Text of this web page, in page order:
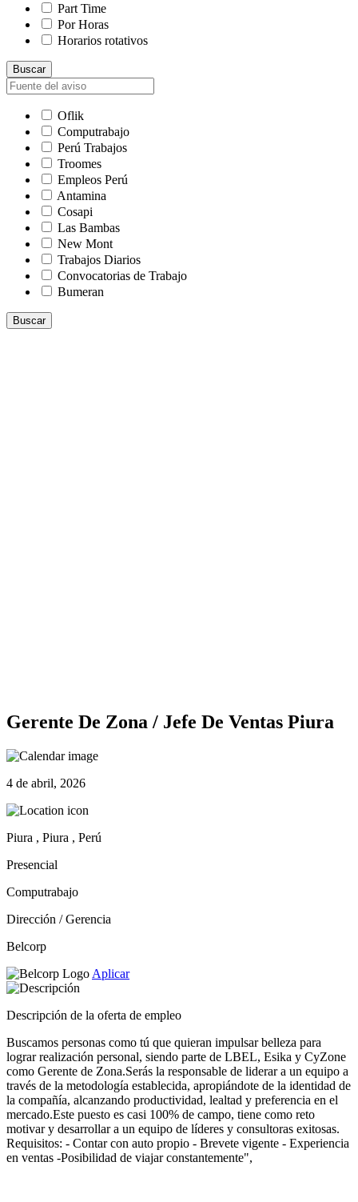
Part Time
Por Horas
Horarios rotativos
Buscar
Oflik
Computrabajo
Perú Trabajos
Troomes
Empleos Perú
Antamina
Cosapi
Las Bambas
New Mont
Trabajos Diarios
Convocatorias de Trabajo
Bumeran
Buscar
Gerente De Zona / Jefe De Ventas Piura
4 de abril, 2026
Piura , Piura , Perú
Presencial
Computrabajo
Dirección / Gerencia
Belcorp
Aplicar
Descripción de la oferta de empleo
Buscamos personas como tú que quieran impulsar belleza para
lograr realización personal, siendo parte de LBEL, Esika y CyZone
como Gerente de Zona.Serás la responsable de liderar a un equipo a
través de la metodología establecida, apropiándote de la identidad de
la compañía, alcanzando productividad, lealtad y preferencia en el
mercado.Este puesto es casi 100% de campo, tiene como reto
motivar y desarrollar a un equipo de líderes y consultoras exitosas.
Requisitos: - Contar con auto propio - Brevete vigente - Experiencia
en ventas -Posibilidad de viajar constantemente",